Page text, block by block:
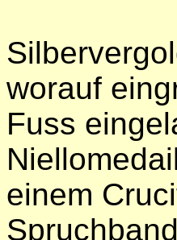
worauf
Fuss
einem